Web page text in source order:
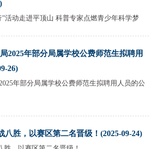
活动走进平顶山 科普专家点燃青少年科学梦
2025年部分局属学校公费师范生拟聘用
26)
年部分局属学校公费师范生拟聘用人员的公
八胜，以赛区第二名晋级！(2025-09-24)